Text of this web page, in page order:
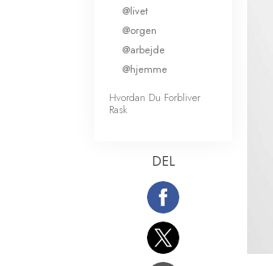
@livet
@orgen
@arbejde
@hjemme
Hvordan Du Forbliver
Rask
DEL